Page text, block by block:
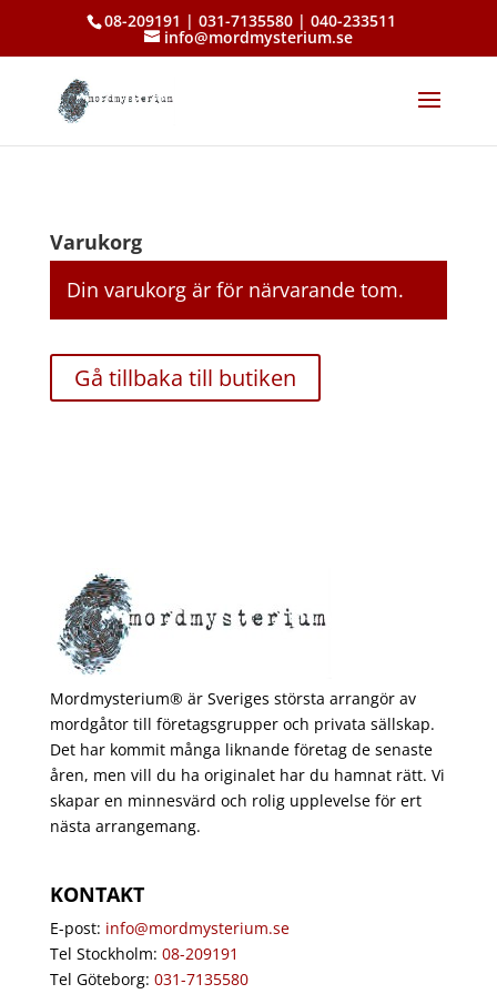
08-209191 | 031-7135580 | 040-233511
info@mordmysterium.se
Varukorg
Din varukorg är för närvarande tom.
Gå tillbaka till butiken
Mordmysterium® är Sveriges största arrangör av
mordgåtor till företagsgrupper och privata sällskap.
Det har kommit många liknande företag de senaste
åren, men vill du ha originalet har du hamnat rätt. Vi
skapar en minnesvärd och rolig upplevelse för ert
nästa arrangemang.
KONTAKT
E-post: info@mordmysterium.se
Tel Stockholm: 08-209191
Tel Göteborg: 031-7135580